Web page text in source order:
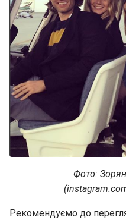
Фото:
Рекомендуємо до